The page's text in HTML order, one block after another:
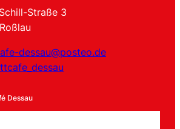
Straße 3
dessau@posteo.de
Dessau